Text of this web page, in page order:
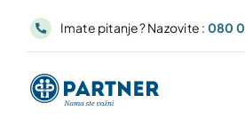
Imate pitanje? Nazovite : 080